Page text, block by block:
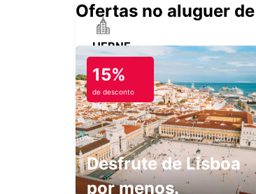
HERNE
HERNE - GERMANY
BOCHUM
BOCHUM - GERMANY
Ofertas no aluguer
15%
de desconto
Desfrute de Lisboa
por menos.